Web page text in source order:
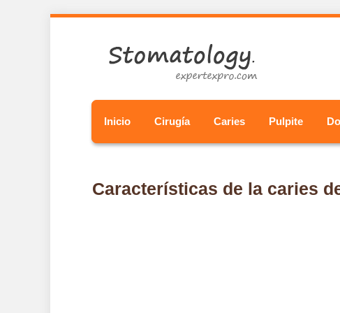
Inicio Cirugía Caries Pulpite
Características de la caries